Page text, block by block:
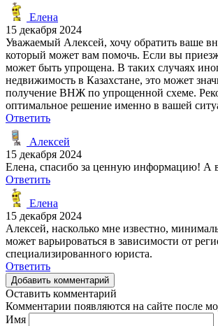
Елена
15 декабря 2024
Уважаемый Алексей, хочу обратить ваше
который может вам помочь. Если вы
может быть упрощена. В таких случаях
недвижимость в Казахстане, это может
получение ВНЖ по упрощенной схеме.
оптимальное решение именно в вашей
Ответить
Алексей
15 декабря 2024
Елена, спасибо за ценную информацию! А
Ответить
Елена
15 декабря 2024
Алексей, насколько мне известно,
может варьироваться в зависимости от
специализированного юриста.
Ответить
Добавить комментарий
Оставить комментарий
Комментарии появляются на сайте после
Имя